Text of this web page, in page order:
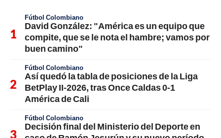
Fútbol Colombiano
David González: "América es un equipo que
compite, que se le nota el hambre; vamos por
buen camino"
Fútbol Colombiano
Así quedó la tabla de posiciones de la Liga
BetPlay II-2026, tras Once Caldas 0-1
América de Cali
Fútbol Colombiano
Decisión final del Ministerio del Deporte en